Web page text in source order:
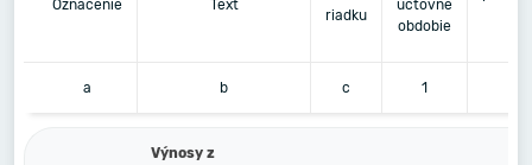
Označenie Text
riadku
účtovné
obdobie
a b c 1
Výnosy z